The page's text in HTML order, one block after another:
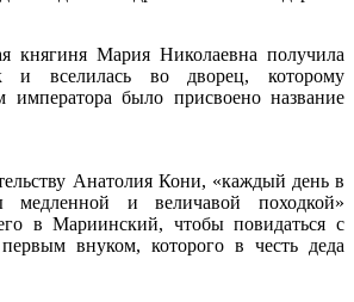
княгиня Мария Николаевна получила
и вселилась во дворец, которому
императора было присвоено название
Анатолия Кони, «каждый день в
медленной и величавой походкой»
в Мариинский, чтобы повидаться с
внуком, которого в честь деда